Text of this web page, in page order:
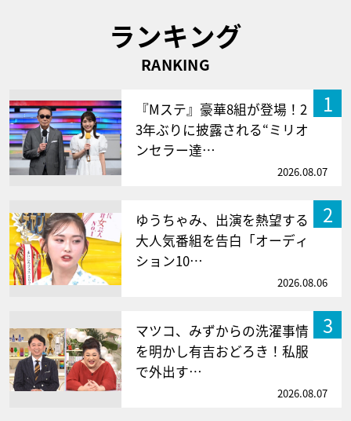
ランキング
RANKING
1
『Mステ』豪華8組が登場！2
3年ぶりに披露される“ミリオ
ンセラー達…
2026.08.07
2
ゆうちゃみ、出演を熱望する
大人気番組を告白「オーディ
ション10…
2026.08.06
3
マツコ、みずからの洗濯事情
を明かし有吉おどろき！私服
で外出す…
2026.08.07